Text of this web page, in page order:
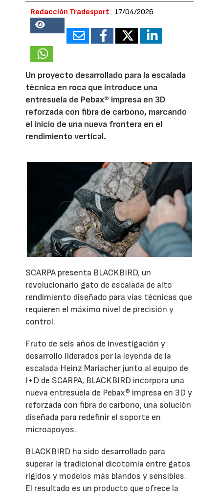
Redacción Tradesport 17/04/2026
18533
Un proyecto desarrollado para la escalada
técnica en roca que introduce una
entresuela de Pebax® impresa en 3D
reforzada con fibra de carbono, marcando
el inicio de una nueva frontera en el
rendimiento vertical.
SCARPA presenta BLACKBIRD, un
revolucionario gato de escalada de alto
rendimiento diseñado para vías técnicas que
requieren el máximo nivel de precisión y
control.
Fruto de seis años de investigación y
desarrollo liderados por la leyenda de la
escalada Heinz Mariacher junto al equipo de
I+D de SCARPA, BLACKBIRD incorpora una
nueva entresuela de Pebax® impresa en 3D y
reforzada con fibra de carbono, una solución
diseñada para redefinir el soporte en
microapoyos.
BLACKBIRD ha sido desarrollado para
superar la tradicional dicotomía entre gatos
rígidos y modelos más blandos y sensibles.
El resultado es un producto que ofrece la